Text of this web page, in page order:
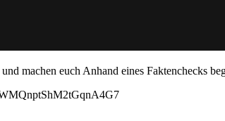
machen euch Anhand eines Faktenchecks